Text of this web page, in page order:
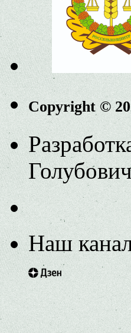
Copyright ©
Наш